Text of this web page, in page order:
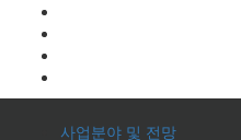
사업분야 및 전망